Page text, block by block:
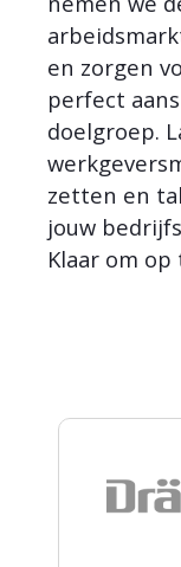
en zorgen
perfect
doelgroep.
zetten en
jouw
Klaar om op